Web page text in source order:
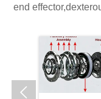
くなります。
end
